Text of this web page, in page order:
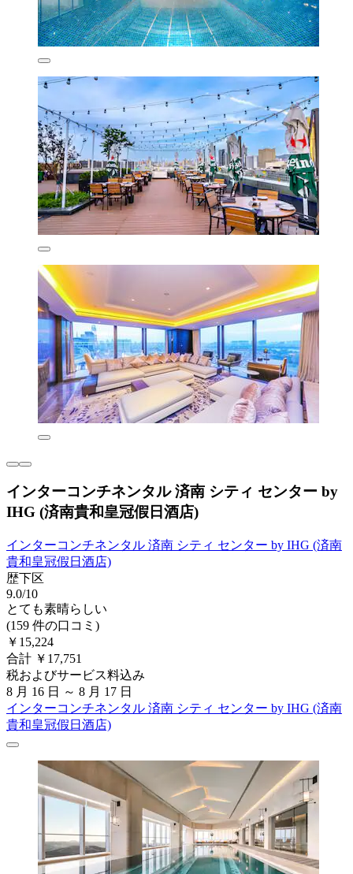
インターコンチネンタル 済南 シティ センター by
IHG (済南貴和皇冠假日酒店)
インターコンチネンタル 済南 シティ センター by IHG (済南
貴和皇冠假日酒店)
歴下区
9.0/10
とても素晴らしい
(159 件の口コミ)
￥15,224
合計 ￥17,751
税およびサービス料込み
8 月 16 日 ～ 8 月 17 日
インターコンチネンタル 済南 シティ センター by IHG (済南
貴和皇冠假日酒店)